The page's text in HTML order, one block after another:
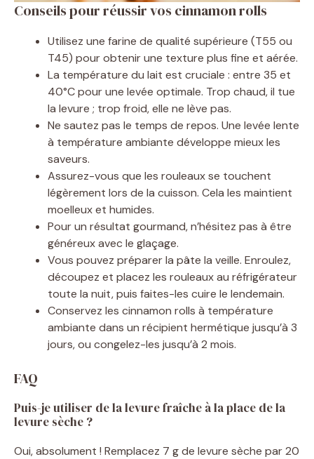
Conseils pour réussir vos cinnamon rolls
Utilisez une farine de qualité supérieure (T55 ou
T45) pour obtenir une texture plus fine et aérée.
La température du lait est cruciale : entre 35 et
40°C pour une levée optimale. Trop chaud, il tue
la levure ; trop froid, elle ne lève pas.
Ne sautez pas le temps de repos. Une levée lente
à température ambiante développe mieux les
saveurs.
Assurez-vous que les rouleaux se touchent
légèrement lors de la cuisson. Cela les maintient
moelleux et humides.
Pour un résultat gourmand, n’hésitez pas à être
généreux avec le glaçage.
Vous pouvez préparer la pâte la veille. Enroulez,
découpez et placez les rouleaux au réfrigérateur
toute la nuit, puis faites-les cuire le lendemain.
Conservez les cinnamon rolls à température
ambiante dans un récipient hermétique jusqu’à 3
jours, ou congelez-les jusqu’à 2 mois.
FAQ
Puis-je utiliser de la levure fraîche à la place de la
levure sèche ?
Oui, absolument ! Remplacez 7 g de levure sèche par 20